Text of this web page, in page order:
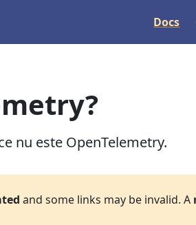
Docs
nu este OpenTelemetry.
and some links may be invalid. A